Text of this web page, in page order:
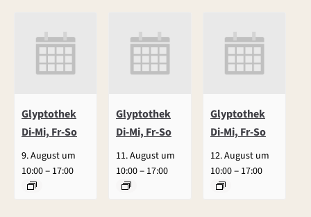
Glyptothek
Di-Mi, Fr-So
9. August um
10:00– 17:00
Glyptothek
Di-Mi, Fr-So
11. August um
10:00– 17:00
Glyptothek
Di-Mi, Fr-So
12. August um
10:00– 17:00